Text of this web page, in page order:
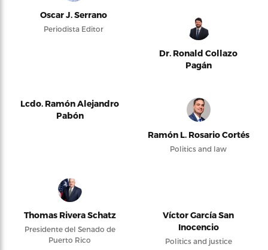
Oscar J. Serrano
Periodista Editor
Dr. Ronald Collazo
Pagán
Lcdo. Ramón Alejandro
Pabón
Ramón L. Rosario Cortés
Politics and law
Thomas Rivera Schatz
Presidente del Senado de
Puerto Rico
Víctor García San
Inocencio
Politics and justice